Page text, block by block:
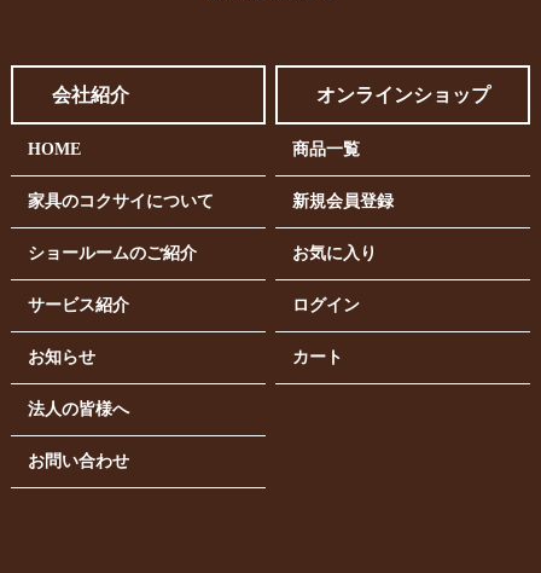
会社紹介
HOME
家具のコクサイについて
ショールームのご紹介
サービス紹介
お知らせ
法人の皆様へ
お問い合わせ
オンラインショップ
商品一覧
新規会員登録
お気に入り
ログイン
カート